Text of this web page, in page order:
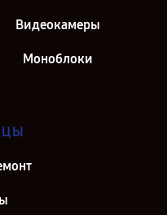
Видеокамеры
Моноблоки